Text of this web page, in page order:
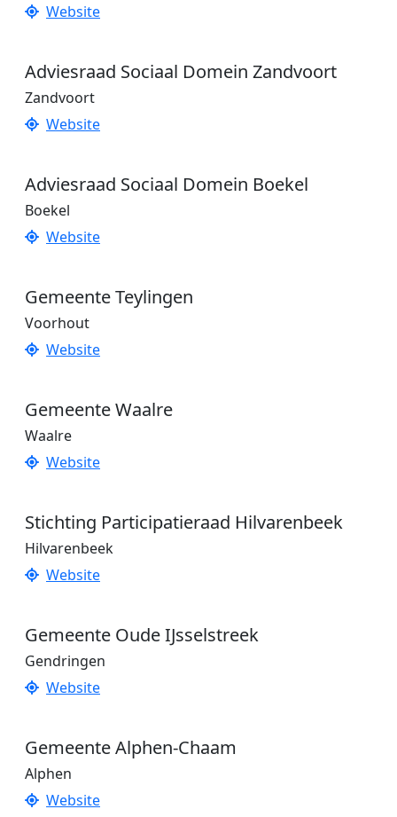
Website
Adviesraad Sociaal Domein Zandvoort
Zandvoort
Website
Adviesraad Sociaal Domein Boekel
Boekel
Website
Gemeente Teylingen
Voorhout
Website
Gemeente Waalre
Waalre
Website
Stichting Participatieraad Hilvarenbeek
Hilvarenbeek
Website
Gemeente Oude IJsselstreek
Gendringen
Website
Gemeente Alphen-Chaam
Alphen
Website